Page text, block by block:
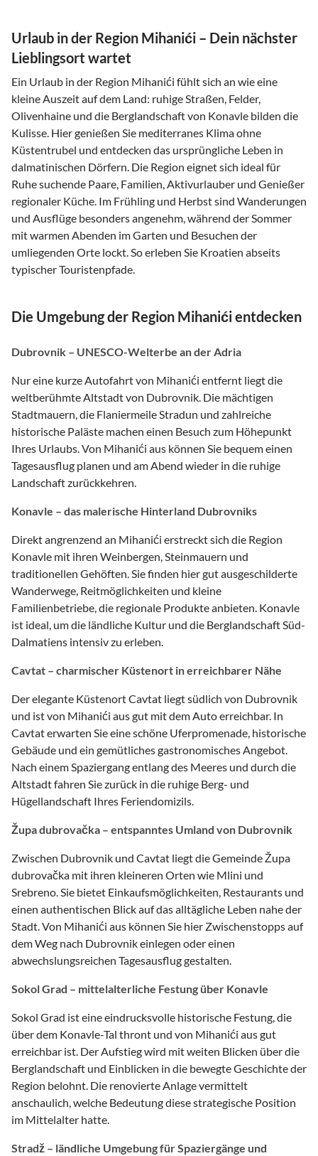
Urlaub in der Region Mihanići – Dein nächster
Lieblingsort wartet
Ein Urlaub in der Region Mihanići fühlt sich an wie eine
kleine Auszeit auf dem Land: ruhige Straßen, Felder,
Olivenhaine und die Berglandschaft von Konavle bilden die
Kulisse. Hier genießen Sie mediterranes Klima ohne
Küstentrubel und entdecken das ursprüngliche Leben in
dalmatinischen Dörfern. Die Region eignet sich ideal für
Ruhe suchende Paare, Familien, Aktivurlauber und Genießer
regionaler Küche. Im Frühling und Herbst sind Wanderungen
und Ausflüge besonders angenehm, während der Sommer
mit warmen Abenden im Garten und Besuchen der
umliegenden Orte lockt. So erleben Sie Kroatien abseits
typischer Touristenpfade.
Die Umgebung der Region Mihanići entdecken
Dubrovnik – UNESCO-Welterbe an der Adria
Nur eine kurze Autofahrt von Mihanići entfernt liegt die
weltberühmte Altstadt von Dubrovnik. Die mächtigen
Stadtmauern, die Flaniermeile Stradun und zahlreiche
historische Paläste machen einen Besuch zum Höhepunkt
Ihres Urlaubs. Von Mihanići aus können Sie bequem einen
Tagesausflug planen und am Abend wieder in die ruhige
Landschaft zurückkehren.
Konavle – das malerische Hinterland Dubrovniks
Direkt angrenzend an Mihanići erstreckt sich die Region
Konavle mit ihren Weinbergen, Steinmauern und
traditionellen Gehöften. Sie finden hier gut ausgeschilderte
Wanderwege, Reitmöglichkeiten und kleine
Familienbetriebe, die regionale Produkte anbieten. Konavle
ist ideal, um die ländliche Kultur und die Berglandschaft Süd-
Dalmatiens intensiv zu erleben.
Cavtat – charmischer Küstenort in erreichbarer Nähe
Der elegante Küstenort Cavtat liegt südlich von Dubrovnik
und ist von Mihanići aus gut mit dem Auto erreichbar. In
Cavtat erwarten Sie eine schöne Uferpromenade, historische
Gebäude und ein gemütliches gastronomisches Angebot.
Nach einem Spaziergang entlang des Meeres und durch die
Altstadt fahren Sie zurück in die ruhige Berg- und
Hügellandschaft Ihres Feriendomizils.
Župa dubrovačka – entspanntes Umland von Dubrovnik
Zwischen Dubrovnik und Cavtat liegt die Gemeinde Župa
dubrovačka mit ihren kleineren Orten wie Mlini und
Srebreno. Sie bietet Einkaufsmöglichkeiten, Restaurants und
einen authentischen Blick auf das alltägliche Leben nahe der
Stadt. Von Mihanići aus können Sie hier Zwischenstopps auf
dem Weg nach Dubrovnik einlegen oder einen
abwechslungsreichen Tagesausflug gestalten.
Sokol Grad – mittelalterliche Festung über Konavle
Sokol Grad ist eine eindrucksvolle historische Festung, die
über dem Konavle-Tal thront und von Mihanići aus gut
erreichbar ist. Der Aufstieg wird mit weiten Blicken über die
Berglandschaft und Einblicken in die bewegte Geschichte der
Region belohnt. Die renovierte Anlage vermittelt
anschaulich, welche Bedeutung diese strategische Position
im Mittelalter hatte.
Stradž – ländliche Umgebung für Spaziergänge und